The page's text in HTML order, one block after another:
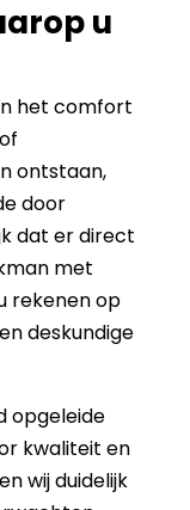
u
het comfort
ontstaan,
door
dat er direct
met
rekenen op
deskundige
opgeleide
kwaliteit en
wij duidelijk